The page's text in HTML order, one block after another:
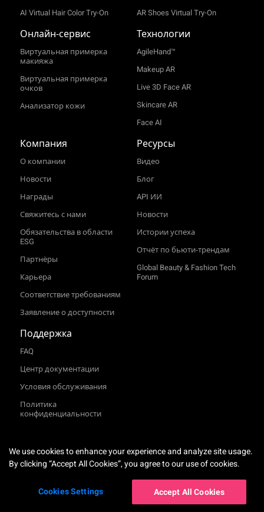
AI Virtual Hair Color Try-On
AR Shoes Virtual Try-On
Онлайн‑сервис
Виртуальная примерка
макияжа
Виртуальная примерка
очков
Анализатор кожи
Технологии
AgileHand™
Makeup AR
Live 3D Face AR
Skincare AR
Face AI
Компания
О компании
Новости
Награды
Свяжитесь с нами
Обязательства в области
ESG
Партнёры
Карьера
Соответствие требованиям
Заявление о доступности
Ресурсы
Видео
Блог
API ИИ
Новости
Истории успеха
Отчёт по бьюти‑трендам
Global Beauty & Fashion Tech
Forum
Поддержка
FAQ
Центр документации
Условия обслуживания
Политика
конфиденциальности
Русский язык
We use cookies to enhance your experience and analyze site usage.
By clicking “Accept All Cookies”, you agree to our use of cookies.
Cookies Settings Accept All Cookies